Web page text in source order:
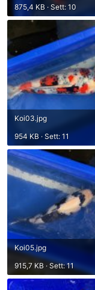
875,4 KB · Sett: 10
Koi03.jpg
954 KB · Sett: 11
Koi05.jpg
915,7 KB · Sett: 11